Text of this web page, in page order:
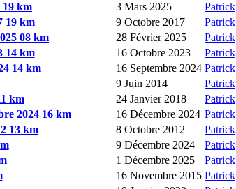
19 km
3 Mars 2025 Patrick
19 km
9 Octobre 2017 Patrick
08 km
28 Février 2025 Patrick
14 km
16 Octobre 2023 Patrick
14 km
16 Septembre 2024 Patrick
9 Juin 2014 Patrick
km
24 Janvier 2018 Patrick
2024 16 km
16 Décembre 2024 Patrick
13 km
8 Octobre 2012 Patrick
9 Décembre 2024 Patrick
1 Décembre 2025 Patrick
16 Novembre 2015 Patrick